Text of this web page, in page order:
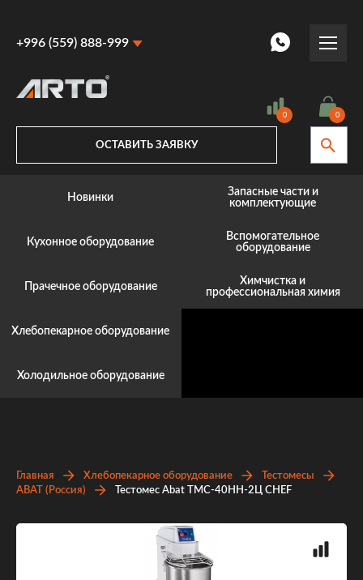
+996 (559) 888-999
+996 (559) 888-999
0 0
ОСТАВИТЬ ЗАЯВКУ
Новинки
Кухонное оборудование
Прачечное оборудование
Хлебопекарное оборудование
Холодильное оборудование
Запасные части и
комплектующие
Вспомогательное
оборудование
Химчистка и
профессиональная химия
Главная Хлебопекарное оборудование
Тестомесы
ABAT (Россия)
Тестомес Abat ТМС-40НН-2Ц CHEF